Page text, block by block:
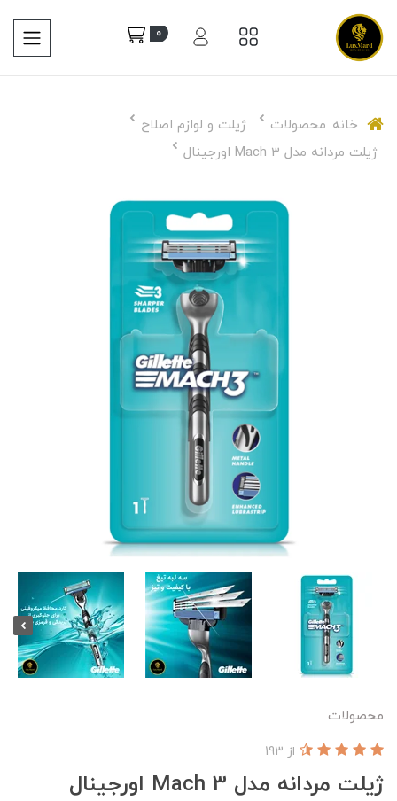
0
خانه محصولات
ژیلت و لوازم اصلاح
ژیلت مردانه مدل Mach 3 اورجینال
محصولات
ژیلت مردانه مدل Mach 3 اورجینال
از 193